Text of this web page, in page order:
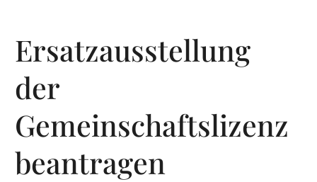
Ersatzausstellung
der
Gemeinschaftslizenz
beantragen